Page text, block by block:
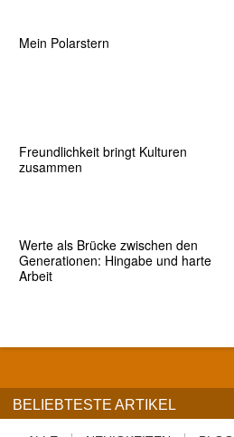
Mein Polarstern
Freundlichkeit bringt Kulturen
zusammen
Werte als Brücke zwischen den
Generationen: Hingabe und harte
Arbeit
BELIEBTESTE ARTIKEL